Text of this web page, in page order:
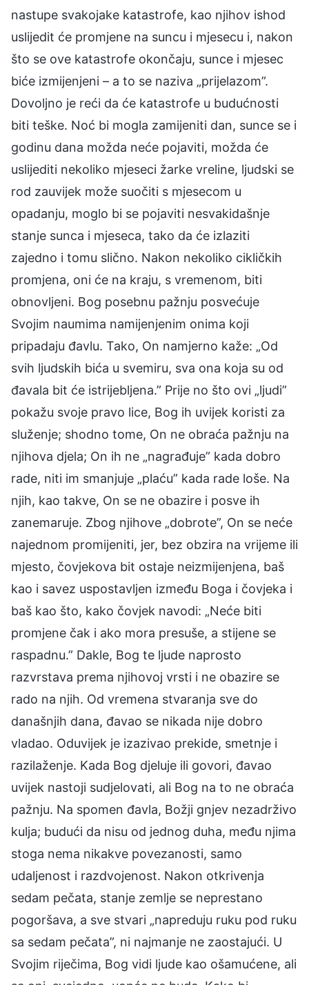
nastupe svakojake katastrofe, kao njihov ishod
uslijedit će promjene na suncu i mjesecu i, nakon
što se ove katastrofe okončaju, sunce i mjesec
biće izmijenjeni – a to se naziva „prijelazom”.
Dovoljno je reći da će katastrofe u budućnosti
biti teške. Noć bi mogla zamijeniti dan, sunce se i
godinu dana možda neće pojaviti, možda će
uslijediti nekoliko mjeseci žarke vreline, ljudski se
rod zauvijek može suočiti s mjesecom u
opadanju, moglo bi se pojaviti nesvakidašnje
stanje sunca i mjeseca, tako da će izlaziti
zajedno i tomu slično. Nakon nekoliko cikličkih
promjena, oni će na kraju, s vremenom, biti
obnovljeni. Bog posebnu pažnju posvećuje
Svojim naumima namijenjenim onima koji
pripadaju đavlu. Tako, On namjerno kaže: „Od
svih ljudskih bića u svemiru, sva ona koja su od
đavala bit će istrijebljena.” Prije no što ovi „ljudi”
pokažu svoje pravo lice, Bog ih uvijek koristi za
služenje; shodno tome, On ne obraća pažnju na
njihova djela; On ih ne „nagrađuje” kada dobro
rade, niti im smanjuje „plaću” kada rade loše. Na
njih, kao takve, On se ne obazire i posve ih
zanemaruje. Zbog njihove „dobrote”, On se neće
najednom promijeniti, jer, bez obzira na vrijeme ili
mjesto, čovjekova bit ostaje neizmijenjena, baš
kao i savez uspostavljen između Boga i čovjeka i
baš kao što, kako čovjek navodi: „Neće biti
promjene čak i ako mora presuše, a stijene se
raspadnu.” Dakle, Bog te ljude naprosto
razvrstava prema njihovoj vrsti i ne obazire se
rado na njih. Od vremena stvaranja sve do
današnjih dana, đavao se nikada nije dobro
vladao. Oduvijek je izazivao prekide, smetnje i
razilaženje. Kada Bog djeluje ili govori, đavao
uvijek nastoji sudjelovati, ali Bog na to ne obraća
pažnju. Na spomen đavla, Božji gnjev nezadrživo
kulja; budući da nisu od jednog duha, među njima
stoga nema nikakve povezanosti, samo
udaljenost i razdvojenost. Nakon otkrivenja
sedam pečata, stanje zemlje se neprestano
pogoršava, a sve stvari „napreduju ruku pod ruku
sa sedam pečata”, ni najmanje ne zaostajući. U
Svojim riječima, Bog vidi ljude kao ošamućene, ali